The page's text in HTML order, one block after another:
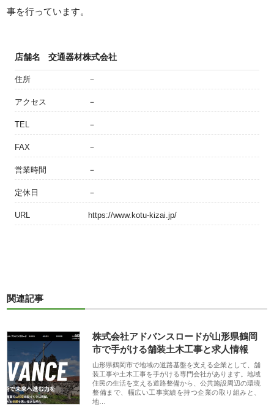
事を行っています。
店舗名 交通器材株式会社
住所 －
アクセス －
TEL －
FAX －
営業時間 －
定休日 －
URL https://www.kotu-kizai.jp/
関連記事
株式会社アドバンスロードが山形県鶴岡
市で手がける舗装土木工事と求人情報
山形県鶴岡市で地域の道路基盤を支える企業として、舗
装工事や土木工事を手がける専門会社があります。地域
住民の生活を支える道路整備から、公共施設周辺の環境
整備まで、幅広い工事実績を持つ企業の取り組みと、
地…